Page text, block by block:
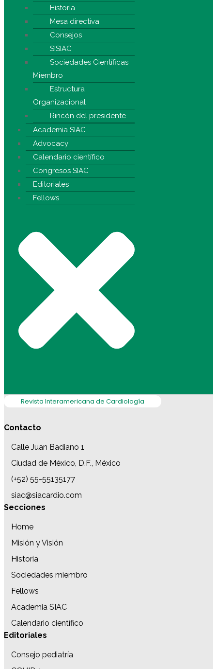
Historia
Mesa directiva
Consejos
SISIAC
Sociedades Científicas
Miembro
Estructura
Organizacional
Rincón del presidente
Academia SIAC
Advocacy
Calendario científico
Congresos SIAC
Editoriales
Fellows
Revista Interamericana de Cardiología
Contacto
Calle Juan Badiano 1
Ciudad de México, D.F., México
(+52) 55-55135177
siac@siacardio.com
Secciones
Home
Misión y Visión
Historia
Sociedades miembro
Fellows
Academia SIAC
Calendario científico
Editoriales
Consejo pediatría